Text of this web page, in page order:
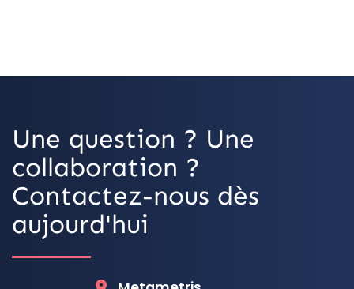
Une question ? Une
collaboration ?
Contactez-nous dès
aujourd'hui